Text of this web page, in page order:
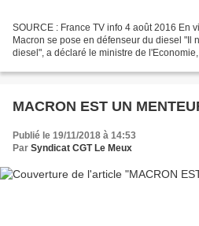
SOURCE : France TV info 4 août 2016 En
Macron se pose en défenseur du diesel "Il
diesel", a déclaré le ministre de
MACRON EST UN
Publié le 19/11/2018 à 14:53
Par Syndicat CGT Le Meux